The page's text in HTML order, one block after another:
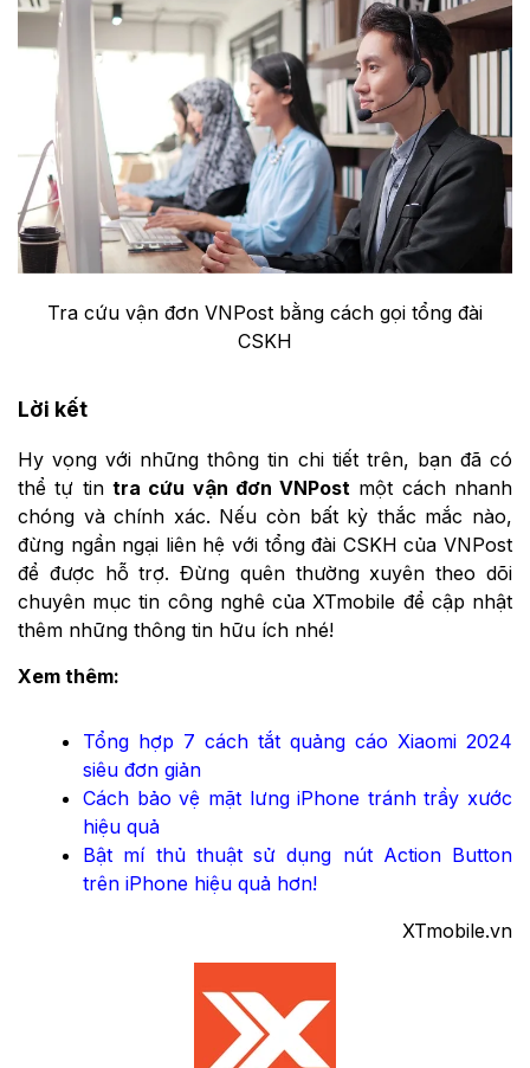
Tra cứu vận đơn VNPost bằng cách gọi tổng đài
CSKH
Lời kết
Hy vọng với những thông tin chi tiết trên, bạn đã có
thể tự tin tra cứu vận đơn VNPost một cách nhanh
chóng và chính xác. Nếu còn bất kỳ thắc mắc nào,
đừng ngần ngại liên hệ với tổng đài CSKH của VNPost
để được hỗ trợ. Đừng quên thường xuyên theo dõi
chuyên mục tin công nghê của XTmobile để cập nhật
thêm những thông tin hữu ích nhé!
Xem thêm:
Tổng hợp 7 cách tắt quảng cáo Xiaomi 2024
siêu đơn giản
Cách bảo vệ mặt lưng iPhone tránh trầy xước
hiệu quả
Bật mí thủ thuật sử dụng nút Action Button
trên iPhone hiệu quả hơn!
XTmobile.vn